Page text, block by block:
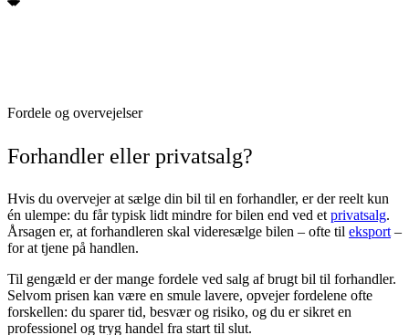
Fordele og overvejelser
Forhandler eller privatsalg?
Hvis du overvejer at sælge din bil til en forhandler, er der reelt kun
én ulempe: du får typisk lidt mindre for bilen end ved et privatsalg.
Årsagen er, at forhandleren skal videresælge bilen – ofte til eksport –
for at tjene på handlen.
Til gengæld er der mange fordele ved salg af brugt bil til forhandler.
Selvom prisen kan være en smule lavere, opvejer fordelene ofte
forskellen: du sparer tid, besvær og risiko, og du er sikret en
professionel og tryg handel fra start til slut.